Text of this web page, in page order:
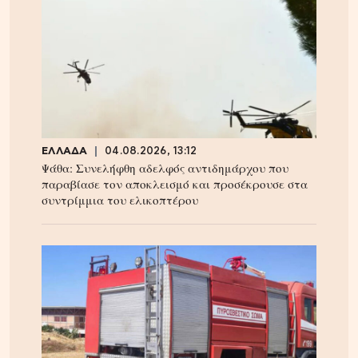
ΕΛΛΑΔΑ 04.08.2026, 13:12
Ψάθα: Συνελήφθη αδελφός αντιδημάρχου που
παραβίασε τον αποκλεισμό και προσέκρουσε στα
συντρίμμια του ελικοπτέρου